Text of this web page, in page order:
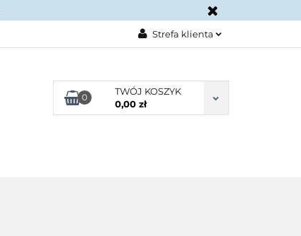
Strefa klienta
Załóż konto
Dodaj zgłoszenie
0
TWÓJ KOSZYK
0,00 zł
KONTAKT